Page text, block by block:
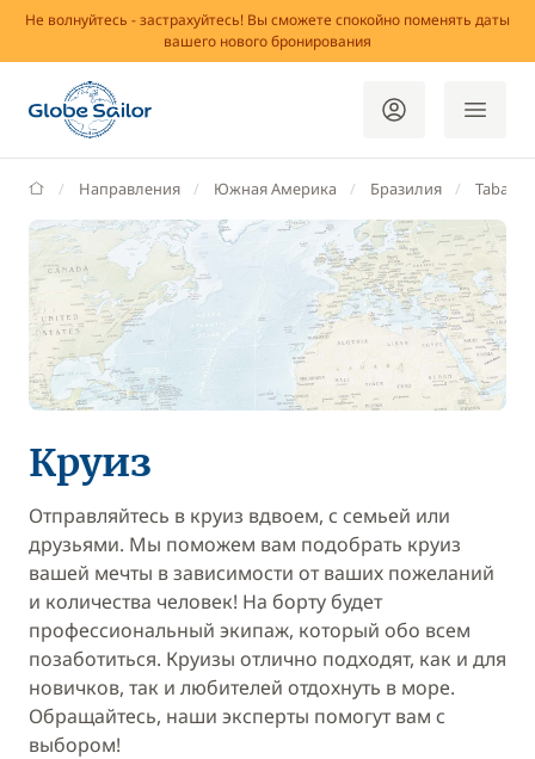
Не волнуйтесь - застрахуйтесь! Вы сможете спокойно поменять даты
вашего нового бронирования
GlobeSailor
Направления Южная Америка Бразилия
Круиз
Отправляйтесь в круиз вдвоем, с семьей или
друзьями. Мы поможем вам подобрать круиз
вашей мечты в зависимости от ваших пожеланий
и количества человек! На борту будет
профессиональный экипаж, который обо всем
позаботиться. Круизы отлично подходят, как и для
новичков, так и любителей отдохнуть в море.
Обращайтесь, наши эксперты помогут вам с
выбором!